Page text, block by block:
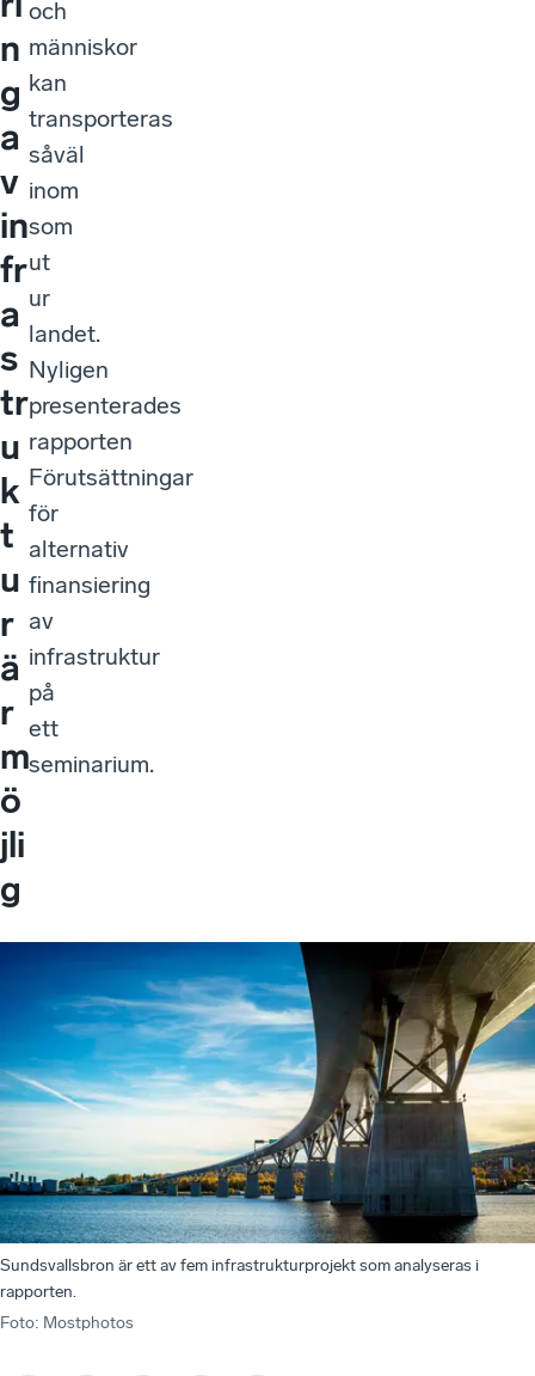
g
a
v
in
fr
a
s
tr
u
k
t
u
r
ä
r
m
ö
jli
g
inom
rapporten
Förutsättningar
för
infrastruktur
ett
seminarium.
Sundsvallsbron är ett av fem infrastrukturprojekt som analyseras i
rapporten.
Foto:Mostphotos